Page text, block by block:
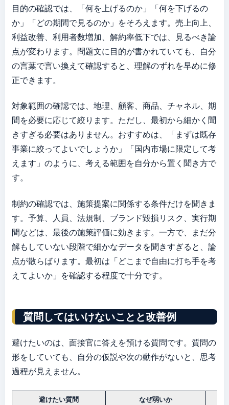
目的の確認では、「何を上げるのか」「何を下げるの
か」「どの期間で見るのか」をそろえます。売上向上、
利益改善、利用者数増加、解約率低下では、見るべき論
点が変わります。問題文に目的が書かれていても、自分
の言葉で言い換えて確認すると、理解のずれを早めに修
正できます。
対象範囲の確認では、地理、顧客、商品、チャネル、期
間を必要に応じて絞ります。ただし、最初から細かく聞
きすぎる必要はありません。おすすめは、「まずは既存
事業に絞ってよいでしょうか」「国内市場に限定して考
えます」のように、考える範囲を自分から置く聞き方で
す。
制約の確認では、施策提案に関係する条件だけを聞きま
す。予算、人員、法規制、ブランド毀損リスク、実行期
間などは、最後の施策評価に効きます。一方で、まだ分
解もしていない段階で細かなデータを聞きすぎると、論
点が散らばります。最初は「どこまで自由に打ち手を考
えてよいか」を確認する程度で十分です。
質問してはいけないことと改善例
避けたいのは、面接官に答えを預ける質問です。質問の
形をしていても、自分の仮説や次の動作がないと、思考
過程が見えません。
避けたい質問 なぜ弱いか